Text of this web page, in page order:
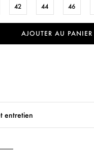
42 44 46
AJOUTER AU PANIER
entretien